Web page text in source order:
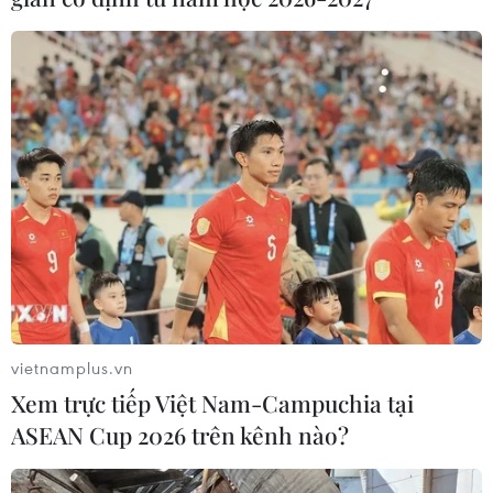
vietnamplus.vn
Xem trực tiếp Việt Nam-Campuchia tại
ASEAN Cup 2026 trên kênh nào?